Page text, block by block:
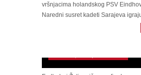
vršnjacima holandskog PSV
Naredni susret kadeti Sarajeva
Željo slavio protiv Sarajeva i